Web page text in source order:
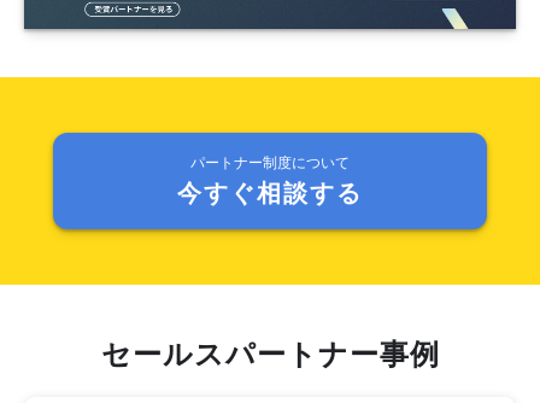
パートナー制度について
今すぐ相談する
セールスパートナー事例